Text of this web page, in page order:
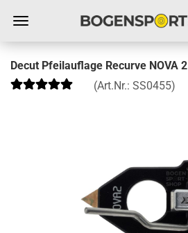
Decut Pfeilauflage Recurve NOVA 2
(Art.Nr.: SS0455)